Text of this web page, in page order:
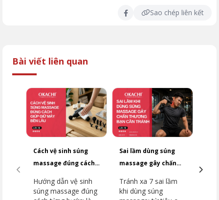
Sao chép liên kết
Bài viết liên quan
Cách vệ sinh súng
massage đúng cách
Hướng dẫn vệ sinh
súng massage đúng
Sai lầm dùng súng
massage gây chấn
tránh
Tránh xa 7 sai lầm
khi dùng súng